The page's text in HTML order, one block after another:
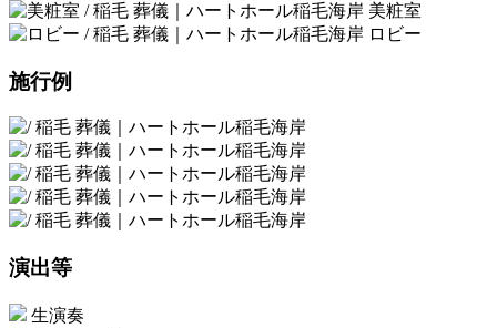
美粧室
ロビー
施行例
演出等
生演奏